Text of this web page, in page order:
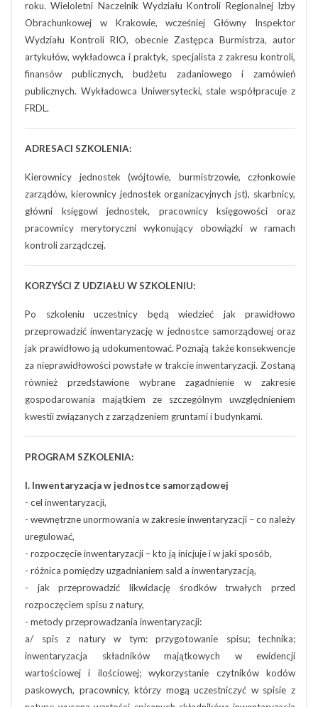
roku. Wieloletni Naczelnik Wydziału Kontroli Regionalnej Izby
Obrachunkowej w Krakowie, wcześniej Główny Inspektor
Wydziału Kontroli RIO, obecnie Zastępca Burmistrza, autor
artykułów, wykładowca i praktyk, specjalista z zakresu kontroli,
finansów publicznych, budżetu zadaniowego i zamówień
publicznych. Wykładowca Uniwersytecki, stale współpracuje z
FRDL.
ADRESACI SZKOLENIA:
Kierownicy jednostek (wójtowie, burmistrzowie, członkowie
zarządów, kierownicy jednostek organizacyjnych jst), skarbnicy,
główni księgowi jednostek, pracownicy księgowości oraz
pracownicy merytoryczni wykonujący obowiązki w ramach
kontroli zarządczej.
KORZYŚCI Z UDZIAŁU W SZKOLENIU:
Po szkoleniu uczestnicy będą wiedzieć jak prawidłowo
przeprowadzić inwentaryzację w jednostce samorządowej oraz
jak prawidłowo ją udokumentować. Poznają także konsekwencje
za nieprawidłowości powstałe w trakcie inwentaryzacji. Zostaną
również przedstawione wybrane zagadnienie w zakresie
gospodarowania majątkiem ze szczególnym uwzględnieniem
kwestii związanych z zarządzeniem gruntami i budynkami.
PROGRAM SZKOLENIA:
I. Inwentaryzacja w jednostce samorządowej
- cel inwentaryzacji,
- wewnętrzne unormowania w zakresie inwentaryzacji – co należy
uregulować,
- rozpoczęcie inwentaryzacji – kto ją inicjuje i w jaki sposób,
- różnica pomiędzy uzgadnianiem sald a inwentaryzacją,
- jak przeprowadzić likwidację środków trwałych przed
rozpoczęciem spisu z natury,
- metody przeprowadzania inwentaryzacji:
a/ spis z natury w tym: przygotowanie spisu; technika;
inwentaryzacja składników majątkowych w ewidencji
wartościowej i ilościowej; wykorzystanie czytników kodów
paskowych, pracownicy, którzy mogą uczestniczyć w spisie z